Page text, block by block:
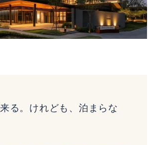
る。けれども、泊まらな